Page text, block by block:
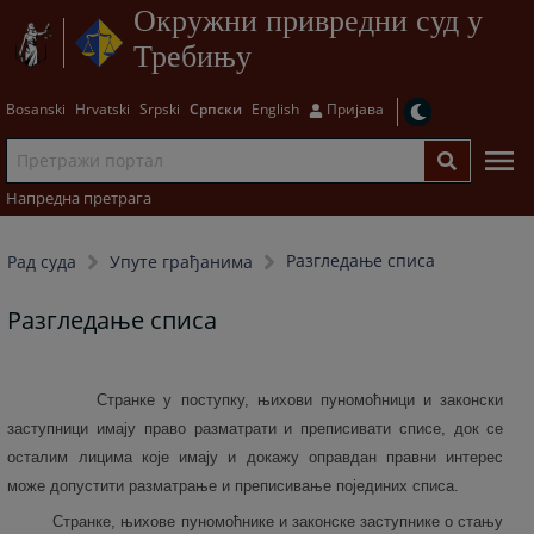
Окружни привредни суд у
Требињу
Bosanski Hrvatski Srpski Српски English Пријава
Напредна претрага
Рад суда Упуте грађанима Разгледање списа
Разгледање списа
Странке у поступку, њихови пуномоћници и законски
заступници имају право разматрати и преписивати списе, док се
осталим лицима које имају и докажу оправдан правни интерес
може допустити разматрање и преписивање појединих списа.
Странке, њихове пуномоћнике и законске заступнике о стању